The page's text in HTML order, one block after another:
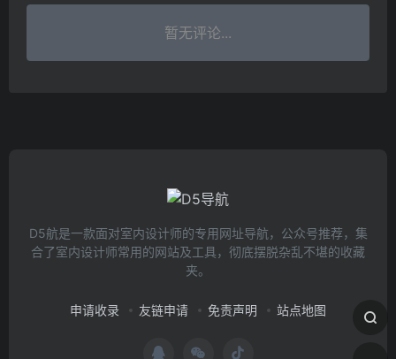
暂无评论...
D5航是一款面对室内设计师的专用网址导航，公众号推荐，集
合了室内设计师常用的网站及工具，彻底摆脱杂乱不堪的收藏
夹。
申请收录 友链申请 免责声明 站点地图